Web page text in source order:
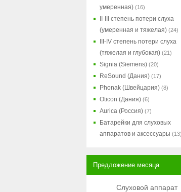
умеренная) (16)
II-III степень потери слуха
(умеренная и тяжелая) (24)
III-IV степень потери слуха
(тяжелая и глубокая) (21)
Signia (Siemens) (20)
ReSound (Дания) (17)
Phonak (Швейцария) (8)
Oticon (Дания) (6)
Aurica (Россия) (7)
Батарейки для слуховых
аппаратов и аксессуары (13)
Предложение месяца
Cлуховой аппарат